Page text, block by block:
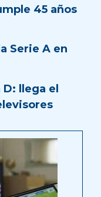
45 años
Serie A en
llega el